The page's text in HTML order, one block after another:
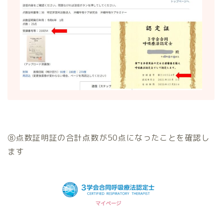
⑧点数証明証の合計点数が50点になったことを確認し
ます